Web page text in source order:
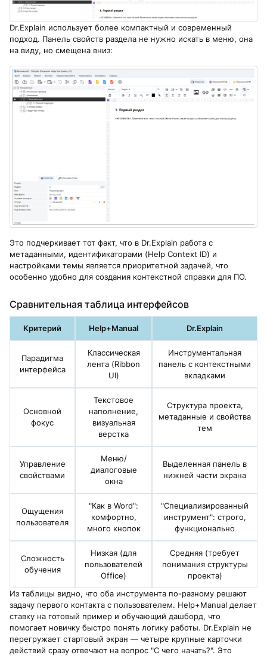
Dr.Explain использует более компактный и современный
подход. Панель свойств раздела не нужно искать в меню, она
на виду, но смещена вниз:
Это подчеркивает тот факт, что в Dr.Explain работа с
метаданными, идентификаторами (Help Context ID) и
настройками темы является приоритетной задачей, что
особенно удобно для создания контекстной справки для ПО.
Сравнительная таблица интерфейсов
Критерий Help+Manual Dr.Explain
Парадигма
интерфейса
Классическая
лента (Ribbon
UI)
Инструментальная
панель с контекстными
вкладками
Основной
фокус
Текстовое
наполнение,
визуальная
верстка
Структура проекта,
метаданные и свойства
тем
Управление
свойствами
Меню/
диалоговые
окна
Выделенная панель в
нижней части экрана
Ощущения
пользователя
"Как в Word":
комфортно,
много кнопок
"Специализированный
инструмент": строго,
функционально
Сложность
обучения
Низкая (для
пользователей
Office)
Средняя (требует
понимания структуры
проекта)
Из таблицы видно, что оба инструмента по-разному решают
задачу первого контакта с пользователем. Help+Manual делает
ставку на готовый пример и обучающий дашборд, что
помогает новичку быстро понять логику работы. Dr.Explain не
перегружает стартовый экран — четыре крупные карточки
действий сразу отвечают на вопрос "С чего начать?". Это